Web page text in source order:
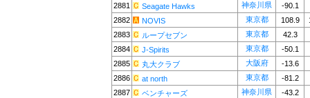
2881
Seagate Hawks 神奈川県
-90.1
2882
NOVIS 東京都 108.9
2883
ループセブン 東京都
42.3
2884
J-Spirits 東京都
-50.1
2885
丸大クラブ 大阪府
-13.6
2886
at north 東京都
-81.2
2887
ベンチャーズ 神奈川県
-43.2